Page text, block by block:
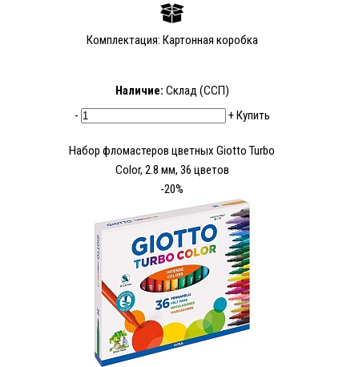
Комплектация: Картонная коробка
Наличие: Склад (ССП)
-
+Купить
Набор фломастеров цветных Giotto Turbo
Color, 2.8 мм, 36 цветов
-20%